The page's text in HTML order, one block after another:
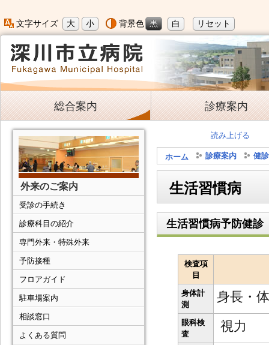
文字サイズ 大 小 背景色 黒 白 リセット
総合案内 診療案内
読み上げる
ホーム 診療案内 健
生活習慣病
生活習慣病予防健診
検査項
目
身体計
測
身長・
眼科検
査
視力
外来のご案内
受診の手続き
診療科目の紹介
専門外来・特殊外来
予防接種
フロアガイド
駐車場案内
相談窓口
よくある質問